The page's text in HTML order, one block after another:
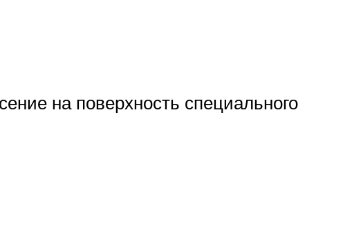
на поверхность специального